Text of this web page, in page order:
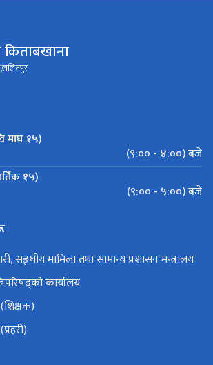
किताबखाना
माघ १५)
(९:०० - ४:००) बजे
१५)
(९:०० - ५:००) बजे
सङ्‍घीय मामिला तथा सामान्य प्रशासन मन्त्रालय
कार्यालय
(शिक्षक)